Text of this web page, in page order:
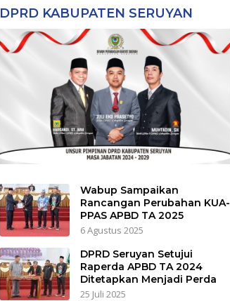
DPRD KABUPATEN SERUYAN
Wabup Sampaikan
Rancangan Perubahan KUA-
PPAS APBD TA 2025
6 Agustus 2025
DPRD Seruyan Setujui
Raperda APBD TA 2024
Ditetapkan Menjadi Perda
25 Juli 2025